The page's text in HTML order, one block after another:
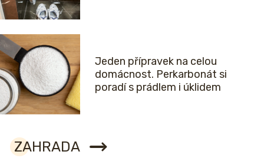
Jeden přípravek na celou
domácnost. Perkarbonát si
poradí s prádlem i úklidem
ZAHRADA